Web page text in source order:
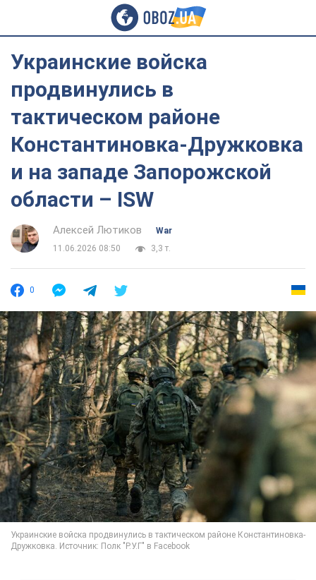
Украинские войска
продвинулись в
тактическом районе
Константиновка-Дружковка
и на западе Запорожской
области – ISW
Алексей Лютиков
War
11.06.2026 08:50
3,3 т.
0